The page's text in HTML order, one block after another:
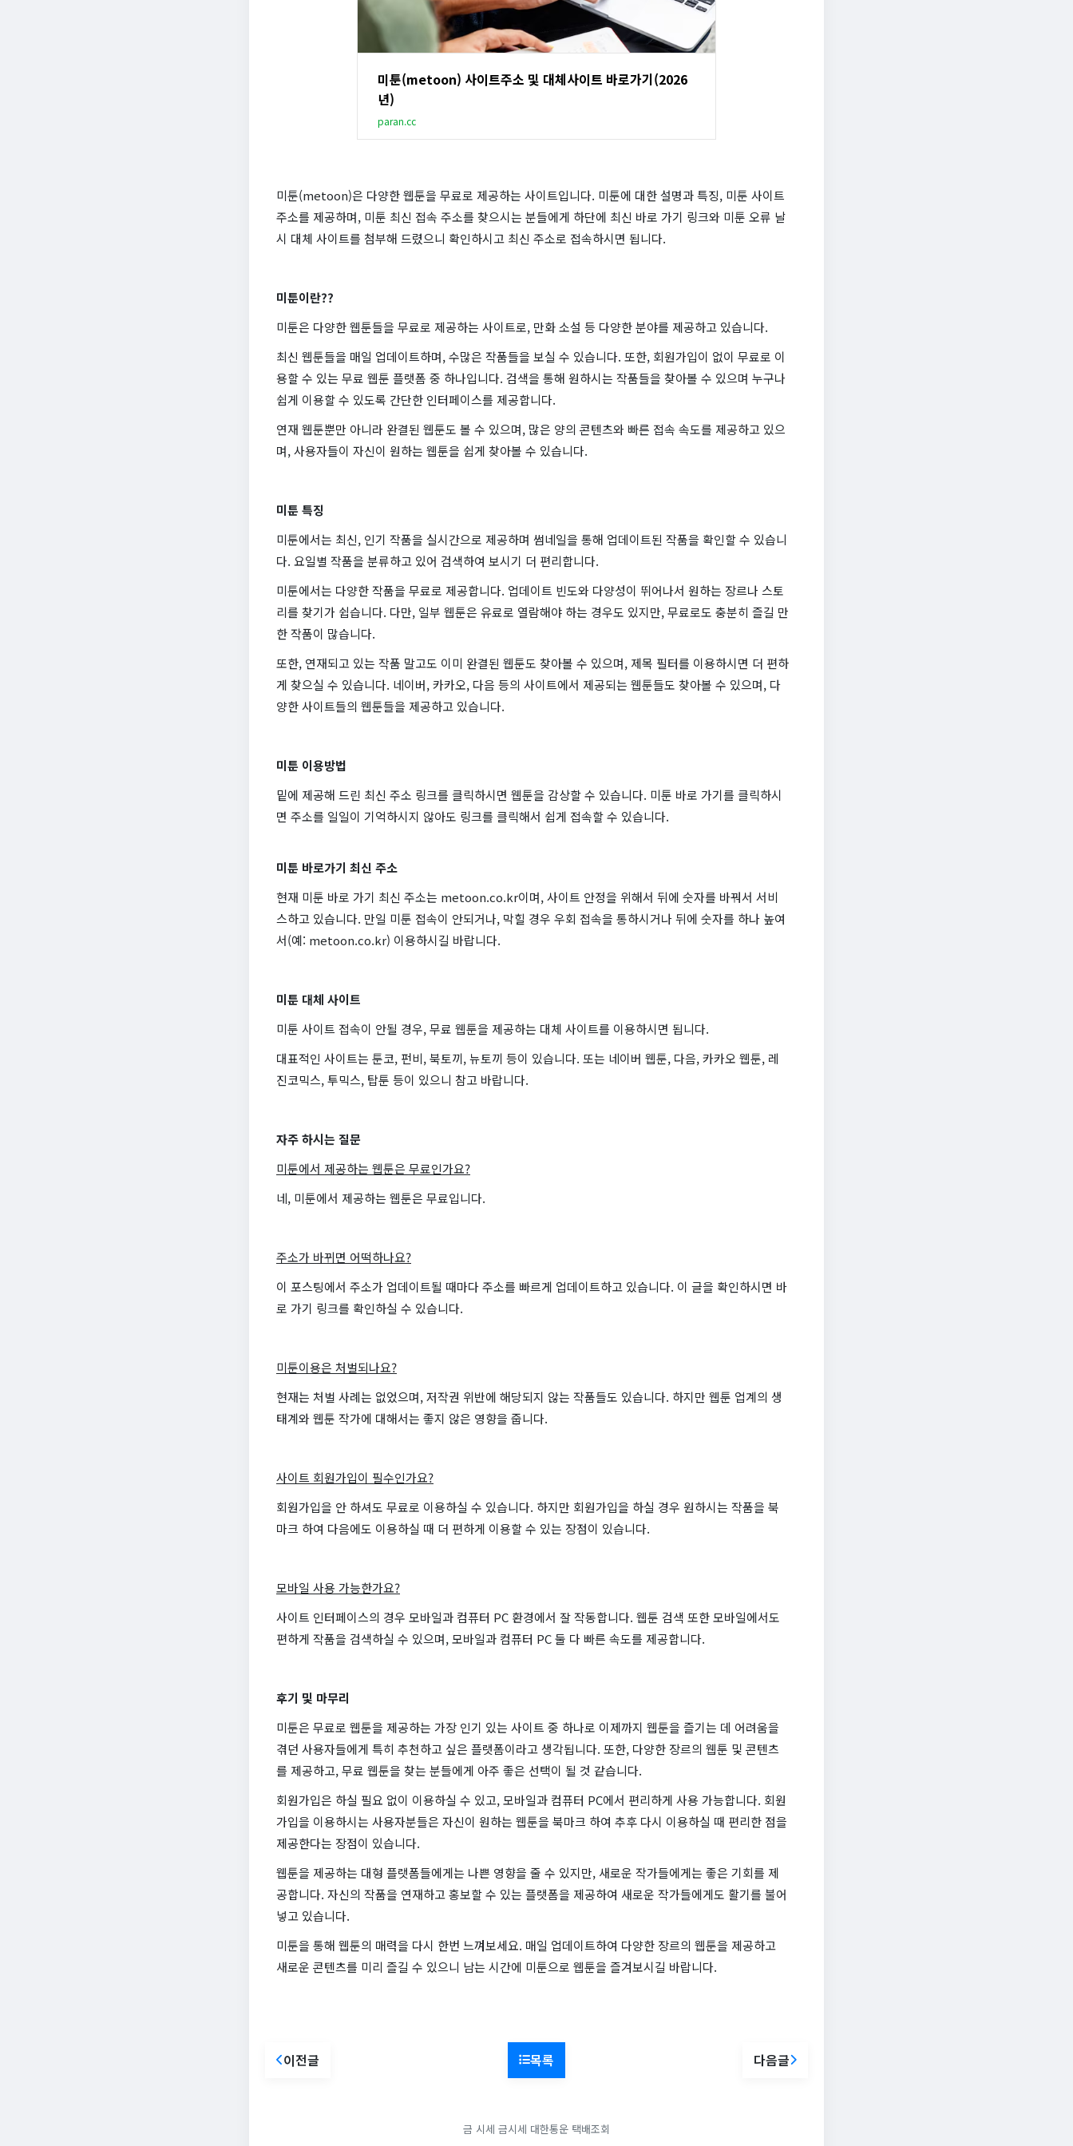
미툰(metoon) 사이트주소 및 대체사이트 바로가기(2026
년)
paran.cc
미툰(metoon)은 다양한 웹툰을 무료로 제공하는 사이트입니다. 미툰에 대한 설명과 특징, 미툰 사이트
주소를 제공하며, 미툰 최신 접속 주소를 찾으시는 분들에게 하단에 최신 바로 가기 링크와 미툰 오류 날
시 대체 사이트를 첨부해 드렸으니 확인하시고 최신 주소로 접속하시면 됩니다.
미툰이란??
미툰은 다양한 웹툰들을 무료로 제공하는 사이트로, 만화 소설 등 다양한 분야를 제공하고 있습니다.
최신 웹툰들을 매일 업데이트하며, 수많은 작품들을 보실 수 있습니다. 또한, 회원가입이 없이 무료로 이
용할 수 있는 무료 웹툰 플랫폼 중 하나입니다. 검색을 통해 원하시는 작품들을 찾아볼 수 있으며 누구나
쉽게 이용할 수 있도록 간단한 인터페이스를 제공합니다.
연재 웹툰뿐만 아니라 완결된 웹툰도 볼 수 있으며, 많은 양의 콘텐츠와 빠른 접속 속도를 제공하고 있으
며, 사용자들이 자신이 원하는 웹툰을 쉽게 찾아볼 수 있습니다.
미툰 특징
미툰에서는 최신, 인기 작품을 실시간으로 제공하며 썸네일을 통해 업데이트된 작품을 확인할 수 있습니
다. 요일별 작품을 분류하고 있어 검색하여 보시기 더 편리합니다.
미툰에서는 다양한 작품을 무료로 제공합니다. 업데이트 빈도와 다양성이 뛰어나서 원하는 장르나 스토
리를 찾기가 쉽습니다. 다만, 일부 웹툰은 유료로 열람해야 하는 경우도 있지만, 무료로도 충분히 즐길 만
한 작품이 많습니다.
또한, 연재되고 있는 작품 말고도 이미 완결된 웹툰도 찾아볼 수 있으며, 제목 필터를 이용하시면 더 편하
게 찾으실 수 있습니다. 네이버, 카카오, 다음 등의 사이트에서 제공되는 웹툰들도 찾아볼 수 있으며, 다
양한 사이트들의 웹툰들을 제공하고 있습니다.
미툰 이용방법
밑에 제공해 드린 최신 주소 링크를 클릭하시면 웹툰을 감상할 수 있습니다. 미툰 바로 가기를 클릭하시
면 주소를 일일이 기억하시지 않아도 링크를 클릭해서 쉽게 접속할 수 있습니다.
미툰 바로가기 최신 주소
현재 미툰 바로 가기 최신 주소는 metoon.co.kr이며, 사이트 안정을 위해서 뒤에 숫자를 바꿔서 서비
스하고 있습니다. 만일 미툰 접속이 안되거나, 막힐 경우 우회 접속을 통하시거나 뒤에 숫자를 하나 높여
서(예: metoon.co.kr) 이용하시길 바랍니다.
미툰 대체 사이트
미툰 사이트 접속이 안될 경우, 무료 웹툰을 제공하는 대체 사이트를 이용하시면 됩니다.
대표적인 사이트는 툰코, 펀비, 북토끼, 뉴토끼 등이 있습니다. 또는 네이버 웹툰, 다음, 카카오 웹툰, 레
진코믹스, 투믹스, 탑툰 등이 있으니 참고 바랍니다.
자주 하시는 질문
미툰에서 제공하는 웹툰은 무료인가요?
네, 미툰에서 제공하는 웹툰은 무료입니다.
주소가 바뀌면 어떡하나요?
이 포스팅에서 주소가 업데이트될 때마다 주소를 빠르게 업데이트하고 있습니다. 이 글을 확인하시면 바
로 가기 링크를 확인하실 수 있습니다.
미툰이용은 처벌되나요?
현재는 처벌 사례는 없었으며, 저작권 위반에 해당되지 않는 작품들도 있습니다. 하지만 웹툰 업계의 생
태계와 웹툰 작가에 대해서는 좋지 않은 영향을 줍니다.
사이트 회원가입이 필수인가요?
회원가입을 안 하셔도 무료로 이용하실 수 있습니다. 하지만 회원가입을 하실 경우 원하시는 작품을 북
마크 하여 다음에도 이용하실 때 더 편하게 이용할 수 있는 장점이 있습니다.
모바일 사용 가능한가요?
사이트 인터페이스의 경우 모바일과 컴퓨터 PC 환경에서 잘 작동합니다. 웹툰 검색 또한 모바일에서도
편하게 작품을 검색하실 수 있으며, 모바일과 컴퓨터 PC 둘 다 빠른 속도를 제공합니다.
후기 및 마무리
미툰은 무료로 웹툰을 제공하는 가장 인기 있는 사이트 중 하나로 이제까지 웹툰을 즐기는 데 어려움을
겪던 사용자들에게 특히 추천하고 싶은 플랫폼이라고 생각됩니다. 또한, 다양한 장르의 웹툰 및 콘텐츠
를 제공하고, 무료 웹툰을 찾는 분들에게 아주 좋은 선택이 될 것 같습니다.
회원가입은 하실 필요 없이 이용하실 수 있고, 모바일과 컴퓨터 PC에서 편리하게 사용 가능합니다. 회원
가입을 이용하시는 사용자분들은 자신이 원하는 웹툰을 북마크 하여 추후 다시 이용하실 때 편리한 점을
제공한다는 장점이 있습니다.
웹툰을 제공하는 대형 플랫폼들에게는 나쁜 영향을 줄 수 있지만, 새로운 작가들에게는 좋은 기회를 제
공합니다. 자신의 작품을 연재하고 홍보할 수 있는 플랫폼을 제공하여 새로운 작가들에게도 활기를 불어
넣고 있습니다.
미툰을 통해 웹툰의 매력을 다시 한번 느껴보세요. 매일 업데이트하여 다양한 장르의 웹툰을 제공하고
새로운 콘텐츠를 미리 즐길 수 있으니 남는 시간에 미툰으로 웹툰을 즐겨보시길 바랍니다.
이전글 목록 다음글
금 시세 금시세 대한통운 택배조회